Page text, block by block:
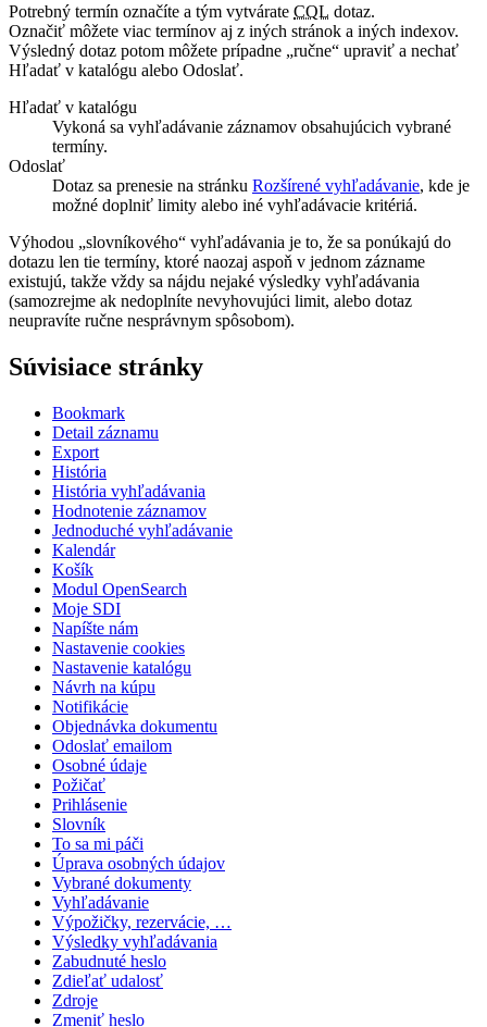
Potrebný termín označíte a tým vytvárate CQL dotaz.
Označiť môžete viac termínov aj z iných stránok a iných indexov.
Výsledný dotaz potom môžete prípadne „ručne“ upraviť a nechať
Hľadať v katalógu alebo Odoslať.
Hľadať v katalógu
Vykoná sa vyhľadávanie záznamov obsahujúcich vybrané
termíny.
Odoslať
Dotaz sa prenesie na stránku Rozšírené vyhľadávanie, kde je
možné doplniť limity alebo iné vyhľadávacie kritériá.
Výhodou „slovníkového“ vyhľadávania je to, že sa ponúkajú do
dotazu len tie termíny, ktoré naozaj aspoň v jednom zázname
existujú, takže vždy sa nájdu nejaké výsledky vyhľadávania
(samozrejme ak nedoplníte nevyhovujúci limit, alebo dotaz
neupravíte ručne nesprávnym spôsobom).
Súvisiace stránky
Bookmark
Detail záznamu
Export
História
História vyhľadávania
Hodnotenie záznamov
Jednoduché vyhľadávanie
Kalendár
Košík
Modul OpenSearch
Moje SDI
Napíšte nám
Nastavenie cookies
Nastavenie katalógu
Návrh na kúpu
Notifikácie
Objednávka dokumentu
Odoslať emailom
Osobné údaje
Požičať
Prihlásenie
Slovník
To sa mi páči
Úprava osobných údajov
Vybrané dokumenty
Vyhľadávanie
Výpožičky, rezervácie, …
Výsledky vyhľadávania
Zabudnuté heslo
Zdieľať udalosť
Zdroje
Zmeniť heslo